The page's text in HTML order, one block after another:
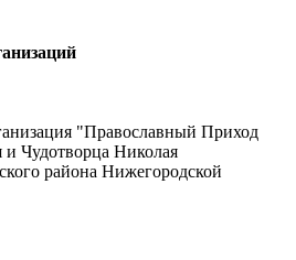
"Православный Приход
и Чудотворца Николая
района Нижегородской